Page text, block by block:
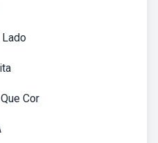
Lado
Cor